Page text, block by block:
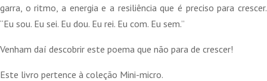
garra, o ritmo, a energia e a resiliência que é preciso para crescer.
“Eu sou. Eu sei. Eu dou. Eu rei. Eu com. Eu sem.”
Venham daí descobrir este poema que não para de crescer!
Este livro pertence à coleção Mini-micro.